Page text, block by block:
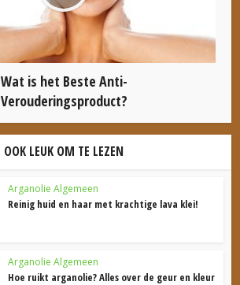
Wat is het Beste Anti-
Verouderingsproduct?
OOK LEUK OM TE LEZEN
Arganolie Algemeen
Reinig huid en haar met krachtige lava klei!
Arganolie Algemeen
Hoe ruikt arganolie? Alles over de geur en kleur